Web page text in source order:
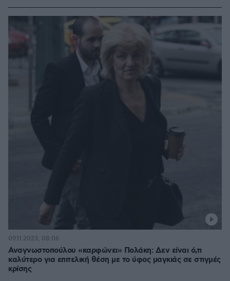
Αναγνωστοπούλου «καρφώνει» Πολάκη: Δεν είναι ό,τι
καλύτερο για επιτελική θέση με το ύφος μαγκιάς σε στιγμές
κρίσης
09.11.2023, 08:06